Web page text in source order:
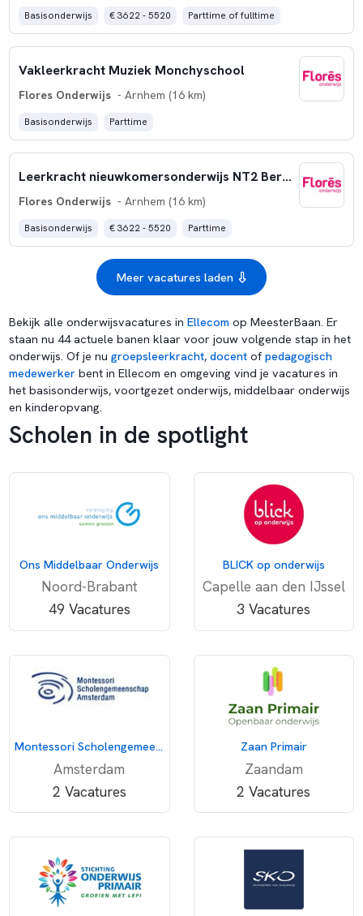
Basisonderwijs € 3622 - 5520 Parttime of fulltime
Vakleerkracht Muziek Monchyschool
Flores Onderwijs - Arnhem (16 km)
Basisonderwijs Parttime
Leerkracht nieuwkomersonderwijs NT2 Bernulphus
Flores Onderwijs - Arnhem (16 km)
Basisonderwijs € 3622 - 5520 Parttime
Meer vacatures laden
Bekijk alle onderwijsvacatures in Ellecomop MeesterBaan. Er
staan nu 44 actuele banen klaar voor jouw volgende stap in het
onderwijs. Of je nu groepsleerkracht, docentof pedagogisch
medewerkerbent in Ellecom en omgeving vind je vacatures in
het basisonderwijs, voortgezet onderwijs, middelbaar onderwijs
en kinderopvang.
Scholen in de spotlight
Ons Middelbaar Onderwijs
Noord-Brabant
49 Vacatures
BLICK op onderwijs
Capelle aan den IJssel
3 Vacatures
Montessori Scholengemeenschap Amsterdam
Amsterdam
2 Vacatures
Zaan Primair
Zaandam
2 Vacatures